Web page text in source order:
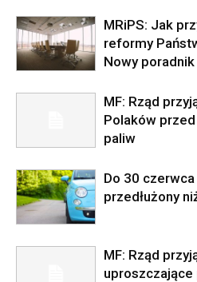
MRiPS: Jak
reformy
Nowy
MF: Rząd
Polaków
paliw
Do 30
przedłużony
MF: Rząd
uproszczające